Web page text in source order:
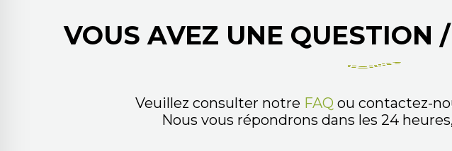
VOUS AVEZ UNE QUESTION
Veuillez consulter notre FAQ ou contactez-
Nous vous répondrons dans les 24